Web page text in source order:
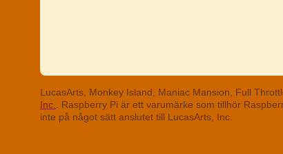
LucasArts, Monkey Island, Maniac Mansion, Full
Inc.
. Raspberry Pi är ett varumärke som tillhör
inte på något sätt anslutet till LucasArts, Inc.